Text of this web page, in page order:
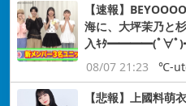
【速報】
海に、大坪茉乃と
入ｷﾀ━━━━(ﾟ∀
08/07 21:23
℃-
【悲報】上國料萌